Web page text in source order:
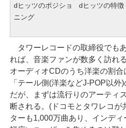
dヒッツのポジショ
ニング
dヒッツの特徴
タワーレコードの取締役でも
れば、音楽ファンが数多く訪れ
オーディオCDのうち洋楽の割合
「テール側(洋楽などJ-POP以
だが、まずは流行りのアーティ
断される。(ドコモとタワレコが
ターも1,000万曲あり、インディ